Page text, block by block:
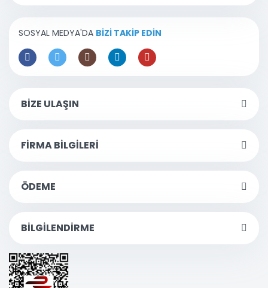
SOSYAL MEDYA'DA BİZİ TAKİP EDİN
BİZE ULAŞIN
FİRMA BİLGİLERİ
ÖDEME
BİLGİLENDİRME